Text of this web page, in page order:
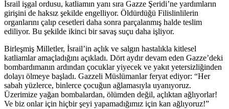
İsrail işgal ordusu, katliamın yanı sıra Gazze Şeridi’ne yardımların
girişini de haksız şekilde engelliyor. Öldürdüğü Filislinlilerin
organlarını çalıp cesetleri daha sonra parçalanmış halde teslim
ediliyor. Bu şekilde ikinci bir savaş suçu daha işliyor.
Birleşmiş Milletler, İsrail’in açlık ve salgın hastalıkla kitlesel
katliamlar amaçladığını açıkladı. Dört aydır devam eden Gazze’deki
bombardımanın ardından çocuklar yiyecek ve yakıt yetersizliğinden
dolayı ölmeye başladı. Gazzeli Müslümanlar feryat ediyor: “Her
sabah yüzlerce, binlerce çocuğun ağlamasıyla uyanıyoruz.
Üzerimize yağan bombalardan, ölümden değil, açlıktan ağlıyorlar!
Ve biz onlar için hiçbir şeyi yapamadığımız için kan ağlıyoruz!”